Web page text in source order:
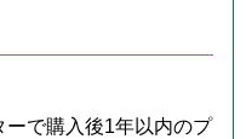
ーで購入後1年以内のプ